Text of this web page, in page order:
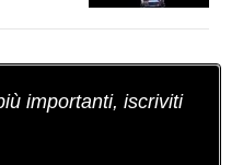
importanti, iscriviti